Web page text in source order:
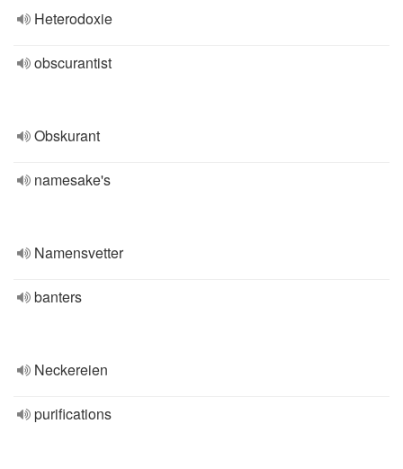
Heterodoxie
obscurantist
Obskurant
namesake's
Namensvetter
banters
Neckereien
purifications